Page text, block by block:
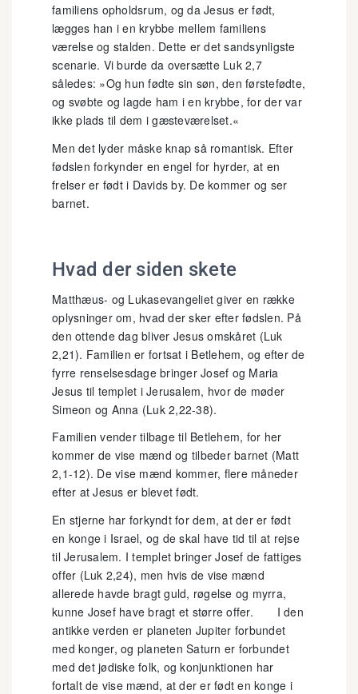
familiens opholdsrum, og da Jesus er født,
lægges han i en krybbe mellem familiens
værelse og stalden. Dette er det sandsynligste
scenarie. Vi burde da oversætte Luk 2,7
således: »Og hun fødte sin søn, den førstefødte,
og svøbte og lagde ham i en krybbe, for der var
ikke plads til dem i gæsteværelset.«
Men det lyder måske knap så romantisk. Efter
fødslen forkynder en engel for hyrder, at en
frelser er født i Davids by. De kommer og ser
barnet.
Hvad der siden skete
Matthæus- og Lukasevangeliet giver en række
oplysninger om, hvad der sker efter fødslen. På
den ottende dag bliver Jesus omskåret (Luk
2,21). Familien er fortsat i Betlehem, og efter de
fyrre renselsesdage bringer Josef og Maria
Jesus til templet i Jerusalem, hvor de møder
Simeon og Anna (Luk 2,22-38).
Familien vender tilbage til Betlehem, for her
kommer de vise mænd og tilbeder barnet (Matt
2,1-12). De vise mænd kommer, flere måneder
efter at Jesus er blevet født.
En stjerne har forkyndt for dem, at der er født
en konge i Israel, og de skal have tid til at rejse
til Jerusalem. I templet bringer Josef de fattiges
offer (Luk 2,24), men hvis de vise mænd
allerede havde bragt guld, røgelse og myrra,
kunne Josef have bragt et større offer. I den
antikke verden er planeten Jupiter forbundet
med konger, og planeten Saturn er forbundet
med det jødiske folk, og konjunktionen har
fortalt de vise mænd, at der er født en konge i